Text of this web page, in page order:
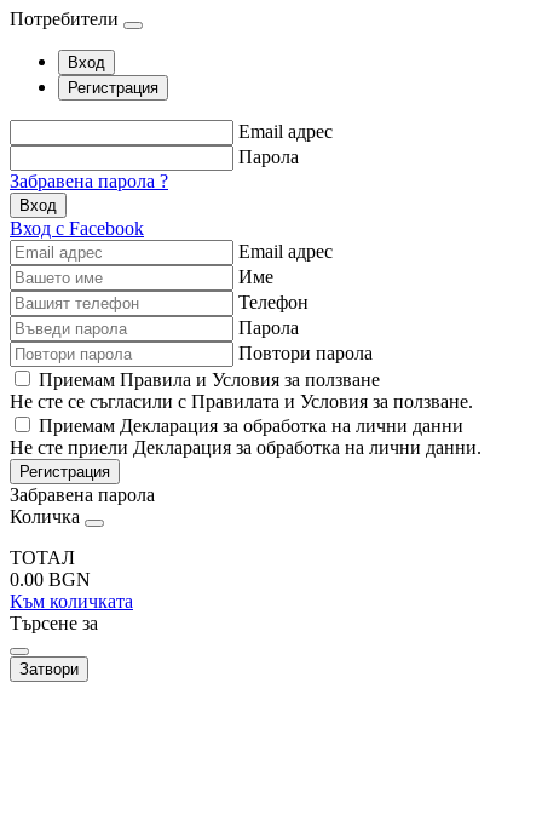
Потребители
Вход
Регистрация
Email адрес
Парола
Забравена парола ?
Вход
Вход с Facebook
Email адрес
Име
Телефон
Парола
Повтори парола
Приемам Правила и Условия за ползване
Не сте се съгласили с Правилата и Условия за ползване.
Приемам Декларация за обработка на лични данни
Не сте приели Декларация за обработка на лични данни.
Регистрация
Забравена парола
Количка
ТОТАЛ
0.00 BGN
Към количката
Търсене за
Затвори